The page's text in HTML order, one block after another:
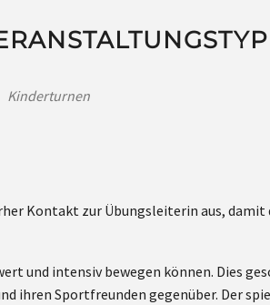
Kinderturnen
Kontakt zur Übungsleiterin aus, damit
und intensiv bewegen können. Dies
ihren Sportfreunden gegenüber. Der